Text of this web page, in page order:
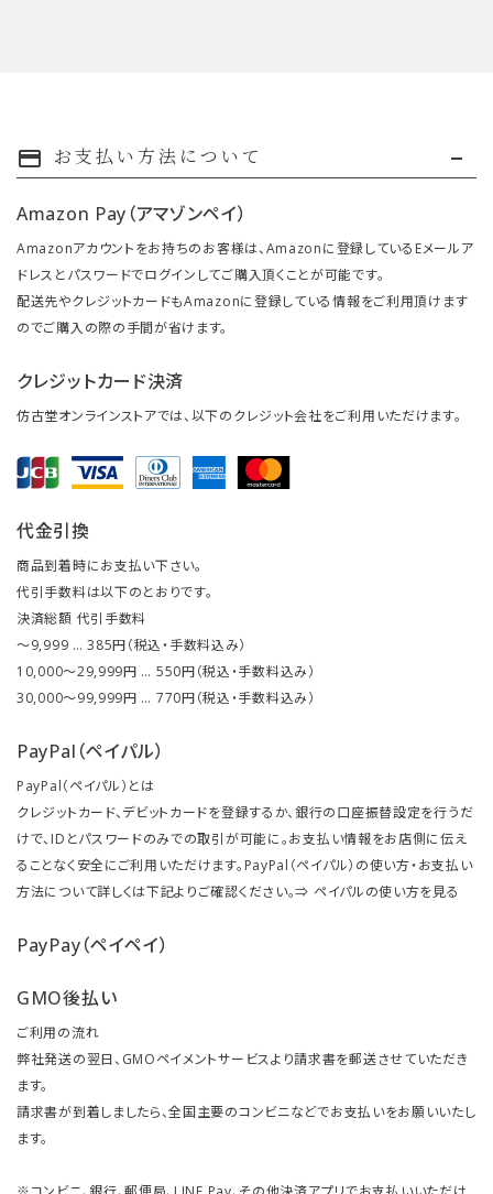
payment お支払い方法について
Amazon Pay（アマゾンペイ）
Amazonアカウントをお持ちのお客様は、Amazonに登録しているEメールア
ドレスとパスワードでログインしてご購入頂くことが可能です。
配送先やクレジットカードもAmazonに登録している情報をご利用頂けます
のでご購入の際の手間が省けます。
クレジットカード決済
仿古堂オンラインストアでは、以下のクレジット会社をご利用いただけます。
代金引換
商品到着時にお支払い下さい。
代引手数料は以下のとおりです。
決済総額 代引手数料
～9,999 … 385円（税込・手数料込み）
10,000～29,999円 … 550円（税込・手数料込み）
30,000～99,999円 … 770円（税込・手数料込み）
PayPal（ペイパル）
PayPal（ペイパル）とは
クレジットカード、デビットカードを登録するか、銀行の口座振替設定を行うだ
けで、IDとパスワードのみでの取引が可能に。お支払い情報をお店側に伝え
ることなく安全にご利用いただけます。PayPal（ペイパル）の使い方・お支払い
方法について詳しくは下記よりご確認ください。⇒ ペイパルの使い方を見る
PayPay（ペイペイ）
GMO後払い
ご利用の流れ
弊社発送の翌日、GMOペイメントサービスより請求書を郵送させていただき
ます。
請求書が到着しましたら、全国主要のコンビニなどでお支払いをお願いいたし
ます。